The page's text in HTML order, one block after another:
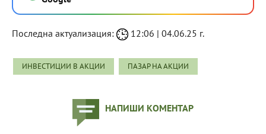
Последна актуализация: 12:06 | 04.06.25 г.
ИНВЕСТИЦИИ В АКЦИИ ПАЗАР НА АКЦИИ
НАПИШИ КОМЕНТАР